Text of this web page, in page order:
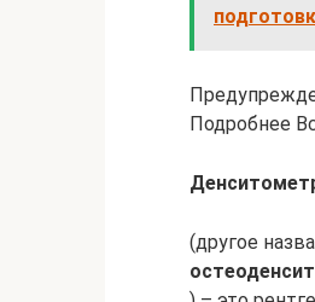
Подробнее
(другое